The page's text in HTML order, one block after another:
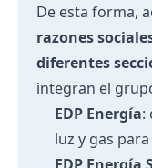
De esta forma,
razones
diferentes
integran el
EDP Energía:
luz y gas